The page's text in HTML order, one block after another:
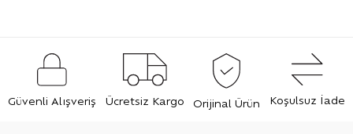
Güvenli Alışveriş Ücretsiz Kargo Orijinal Ürün Koşulsuz İade